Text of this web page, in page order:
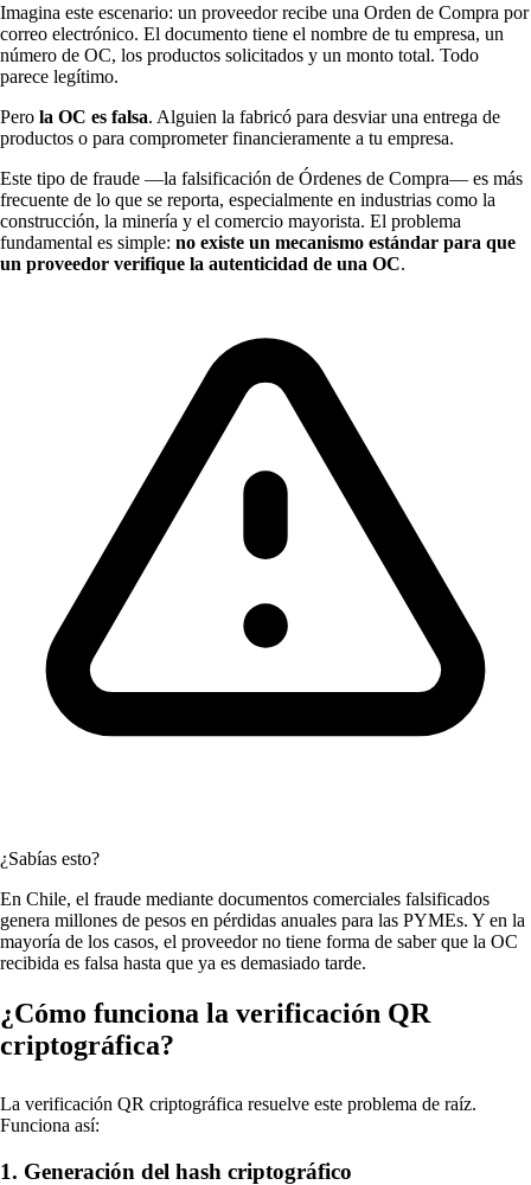
Imagina este escenario: un proveedor recibe una Orden de Compra por
correo electrónico. El documento tiene el nombre de tu empresa, un
número de OC, los productos solicitados y un monto total. Todo
parece legítimo.
Pero la OC es falsa. Alguien la fabricó para desviar una entrega de
productos o para comprometer financieramente a tu empresa.
Este tipo de fraude —la falsificación de Órdenes de Compra— es más
frecuente de lo que se reporta, especialmente en industrias como la
construcción, la minería y el comercio mayorista. El problema
fundamental es simple: no existe un mecanismo estándar para que
un proveedor verifique la autenticidad de una OC.
¿Sabías esto?
En Chile, el fraude mediante documentos comerciales falsificados
genera millones de pesos en pérdidas anuales para las PYMEs. Y en la
mayoría de los casos, el proveedor no tiene forma de saber que la OC
recibida es falsa hasta que ya es demasiado tarde.
¿Cómo funciona la verificación QR
criptográfica?
La verificación QR criptográfica resuelve este problema de raíz.
Funciona así:
1. Generación del hash criptográfico